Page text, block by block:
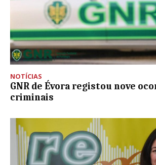
NOTÍCIAS
GNR de Évora registou nove
criminais